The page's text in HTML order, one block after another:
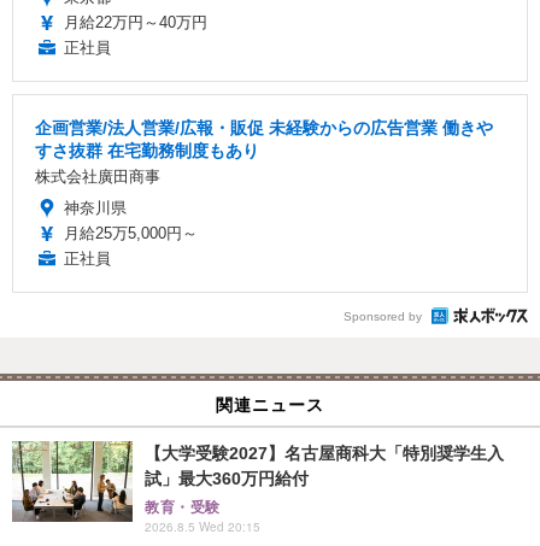
月給22万円～40万円
正社員
企画営業/法人営業/広報・販促 未経験からの広告営業 働きや
すさ抜群 在宅勤務制度もあり
株式会社廣田商事
神奈川県
月給25万5,000円～
正社員
Sponsored by
関連ニュース
【大学受験2027】名古屋商科大「特別奨学生入
試」最大360万円給付
教育・受験
2026.8.5 Wed 20:15